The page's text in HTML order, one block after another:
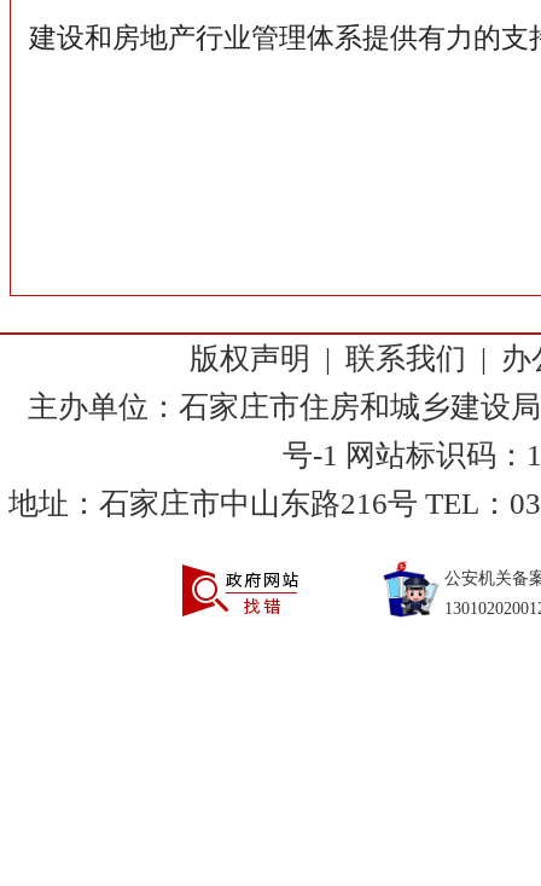
建设和房地产行业管理体系提供有力的支
版权声明 | 联系我们 | 办
主办单位：石家庄市住房和城乡建设
号-1 网站标识码：
地址：石家庄市中山东路216号 TEL：